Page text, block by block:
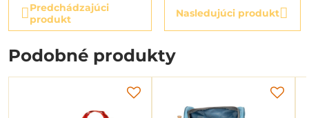
Predchádzajúci
produkt
Nasledujúci produkt
Podobné produkty